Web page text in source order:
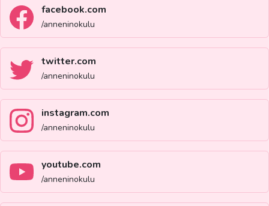
facebook.com
/anneninokulu
twitter.com
/anneninokulu
instagram.com
/anneninokulu
youtube.com
/anneninokulu